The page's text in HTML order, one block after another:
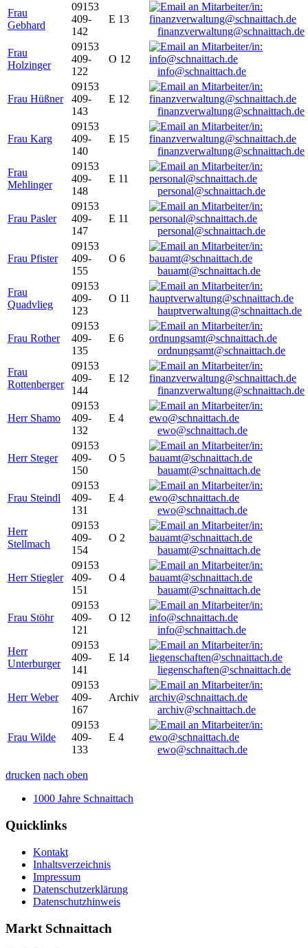
Frau
Gebhard
09153
409-
142
E 13
finanzverwaltung@schnaittach.de
Frau
Holzinger
09153
409-
122
O 12
info@schnaittach.de
Frau Hüßner
09153
409-
143
E 12
finanzverwaltung@schnaittach.de
Frau Karg
09153
409-
140
E 15
finanzverwaltung@schnaittach.de
Frau
Mehlinger
09153
409-
148
E 11
personal@schnaittach.de
Frau Pasler
09153
409-
147
E 11
personal@schnaittach.de
Frau Pfister
09153
409-
155
O 6
bauamt@schnaittach.de
Frau
Quadvlieg
09153
409-
123
O 11
hauptverwaltung@schnaittach.de
Frau Rother
09153
409-
135
E 6
ordnungsamt@schnaittach.de
Frau
Rottenberger
09153
409-
144
E 12
finanzverwaltung@schnaittach.de
Herr Shamo
09153
409-
132
E 4
ewo@schnaittach.de
Herr Steger
09153
409-
150
O 5
bauamt@schnaittach.de
Frau Steindl
09153
409-
131
E 4
ewo@schnaittach.de
Herr
Stellmach
09153
409-
154
O 2
bauamt@schnaittach.de
Herr Stiegler
09153
409-
151
O 4
bauamt@schnaittach.de
Frau Stöhr
09153
409-
121
O 12
info@schnaittach.de
Herr
Unterburger
09153
409-
141
E 14
liegenschaften@schnaittach.de
Herr Weber
09153
409-
167
Archiv
archiv@schnaittach.de
Frau Wilde
09153
409-
133
E 4
ewo@schnaittach.de
drucken nach oben
1000 Jahre Schnaittach
Quicklinks
Kontakt
Inhaltsverzeichnis
Impressum
Datenschutzerklärung
Datenschutzhinweis
Markt Schnaittach